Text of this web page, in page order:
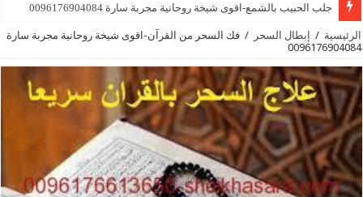
جلب الحبيب بالشمع-اقوى شيخة روحانية مجربة سارة 0096176904084
الرئيسية / إبطال السحر / فك السحر من القرآن-اقوى شيخة روحانية مجربة سارة
0096176904084